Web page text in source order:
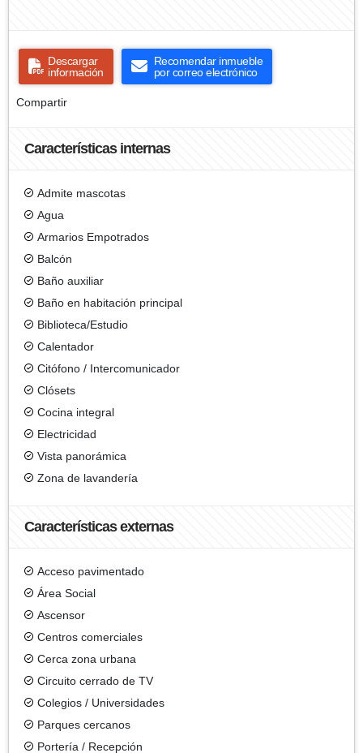
Descargar
información
Recomendar inmueble
por correo electrónico
Compartir
Características internas
Admite mascotas
Agua
Armarios Empotrados
Balcón
Baño auxiliar
Baño en habitación principal
Biblioteca/Estudio
Calentador
Citófono / Intercomunicador
Clósets
Cocina integral
Electricidad
Vista panorámica
Zona de lavandería
Características externas
Acceso pavimentado
Área Social
Ascensor
Centros comerciales
Cerca zona urbana
Circuito cerrado de TV
Colegios / Universidades
Parques cercanos
Portería / Recepción